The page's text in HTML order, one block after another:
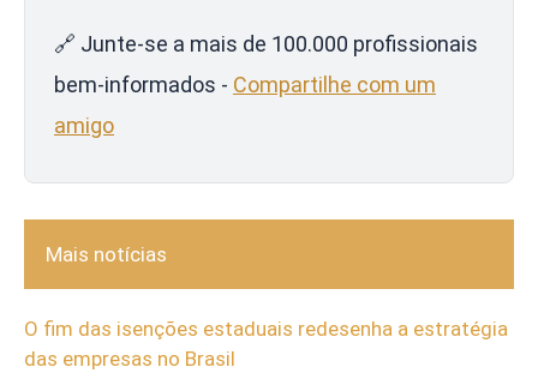
🔗 Junte-se a mais de 100.000 profissionais
bem-informados - Compartilhe com um
amigo
Mais notícias
O fim das isenções estaduais redesenha a estratégia
das empresas no Brasil